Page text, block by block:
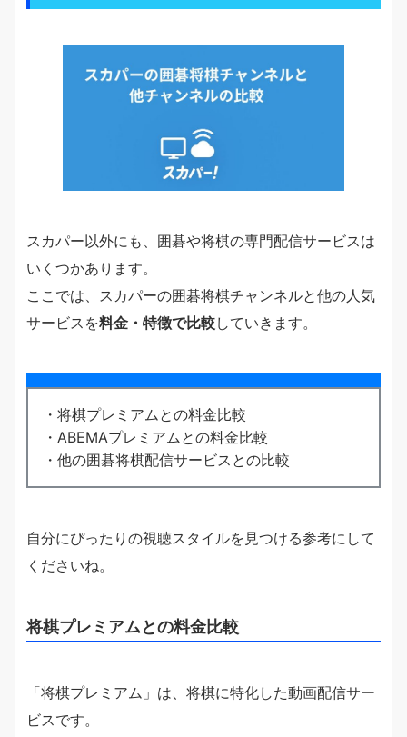
スカパー以外にも、囲碁や将棋の専門配信サービスは
いくつかあります。
ここでは、スカパーの囲碁将棋チャンネルと他の人気
サービスを料金・特徴で比較していきます。
・将棋プレミアムとの料金比較
・ABEMAプレミアムとの料金比較
・他の囲碁将棋配信サービスとの比較
自分にぴったりの視聴スタイルを見つける参考にして
くださいね。
将棋プレミアムとの料金比較
「将棋プレミアム」は、将棋に特化した動画配信サー
ビスです。